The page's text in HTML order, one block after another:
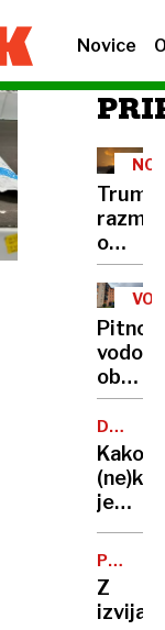
Novice
Trump
o
napadu
na
Iran
Pitno
vodo
občani
že
dva
v
DAVČNI
PRIMEŽ
Kako
je
POSKUS
UBOJA
Z